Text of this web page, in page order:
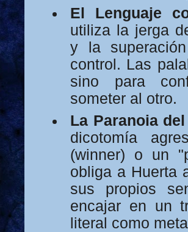
El Lenguaje
utiliza la jerga
y la
control. Las
sino para
someter al otro.
La Paranoia
dicotomía
(winner) o un
obliga a Huerta
sus propios
encajar en un
literal como